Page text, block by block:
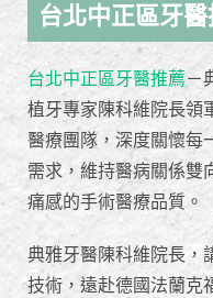
台北中正區牙
台北中正區牙醫推薦－
植牙專家陳科維院長領
醫療團隊，深度關懷每
需求，維持醫病關係雙
痛感的手術醫療品質。
典雅牙醫陳科維院長，
技術，遠赴德國法蘭克